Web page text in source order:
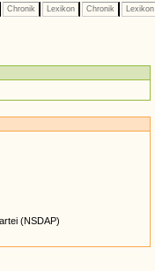
Chronik Lexikon Chronik
(NSDAP)